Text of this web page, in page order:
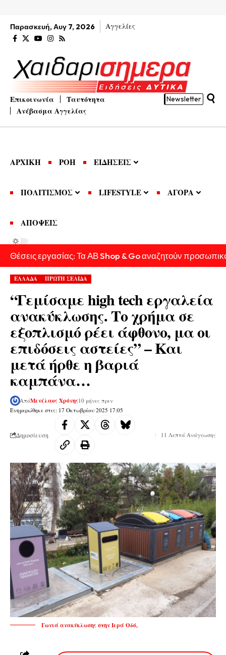
Παρασκευή, Αυγ 7, 2026 Αγγελίες
Επικοινωνία
Ταυτότητα
Ανέβασμα Αγγελίας
Newsletter
ΑΡΧΙΚΗ ΡΟΗ ΕΙΔΗΣΕΙΣ
ΠΟΛΙΤΙΣΜΟΣ LIFESTYLE ΑΓΟΡΑ
ΑΠΟΨΕΙΣ
Θέσεις εργασίας: Τα ΑΒ Shop & Go αναζητούν
ΕΛΛΑΔΑ ΠΡΩΤΗ ΣΕΛΙΔΑ
“Γεμίσαμε high tech εργαλεία
ανακύκλωσης. Το χρήμα σε
εξοπλισμό ρέει άφθονο, μα οι
επιδόσεις αστείες” – Και
μετά ήρθε η βαριά
καμπάνα…
Ενημερώθηκε στις: 17 Οκτωβρίου 2025 17:05
ΑπόΜενέλαος Χρόνης10 μήνες πριν
Δημοσίευση 11 Λεπτά Ανάγνωσης
Γωνιά ανακύκλωσης στην Ιερά Οδό,